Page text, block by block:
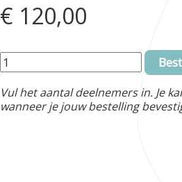
€ 120,00
Vul het aantal deelnemers in. Je
wanneer je jouw bestelling